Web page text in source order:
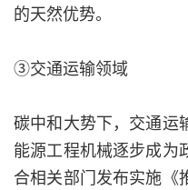
的天然优势。
③交通运输领域
碳中和大势下，交通运
能源工程机械逐步成为
合相关部门发布实施《